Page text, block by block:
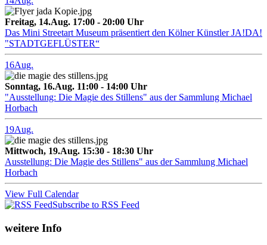
Freitag, 14.Aug. 17:00 - 20:00 Uhr
Das Mini Streetart Museum präsentiert den Kölner Künstler JA!DA!
"STADTGEFLÜSTER“
16Aug.
Sonntag, 16.Aug. 11:00 - 14:00 Uhr
"Ausstellung: Die Magie des Stillens" aus der Sammlung Michael
Horbach
19Aug.
Mittwoch, 19.Aug. 15:30 - 18:30 Uhr
Ausstellung: Die Magie des Stillens" aus der Sammlung Michael
Horbach
View Full Calendar
Subscribe to RSS Feed
weitere Info